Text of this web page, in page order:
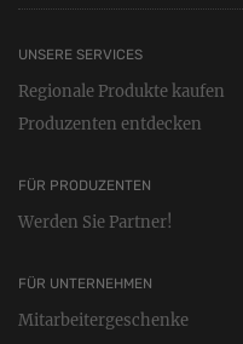
UNSERE SERVICES
Regionale Produkte kaufen
Produzenten entdecken
FÜR PRODUZENTEN
Werden Sie Partner!
FÜR UNTERNEHMEN
Mitarbeitergeschenke